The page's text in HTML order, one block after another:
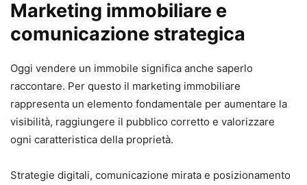
Marketing immobiliare e
comunicazione strategica
Oggi vendere un immobile significa anche saperlo
raccontare. Per questo il marketing immobiliare
rappresenta un elemento fondamentale per aumentare la
visibilità, raggiungere il pubblico corretto e valorizzare
ogni caratteristica della proprietà.
Strategie digitali, comunicazione mirata e posizionamento